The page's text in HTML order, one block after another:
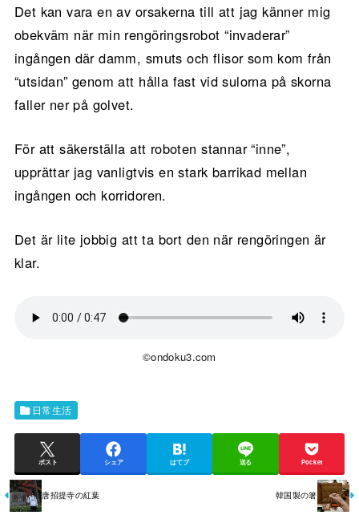
Det kan vara en av orsakerna till att jag känner mig
obekväm när min rengöringsrobot “invaderar”
ingången där damm, smuts och flisor som kom från
“utsidan” genom att hålla fast vid sulorna på skorna
faller ner på golvet.
För att säkerställa att roboten stannar “inne”,
upprättar jag vanligtvis en stark barrikad mellan
ingången och korridoren.
Det är lite jobbig att ta bort den när rengöringen är
klar.
©ondoku3.com
日常生活
ポスト シェア はてブ 送る Pocket
唐招提寺の紅葉 韓国製の箸